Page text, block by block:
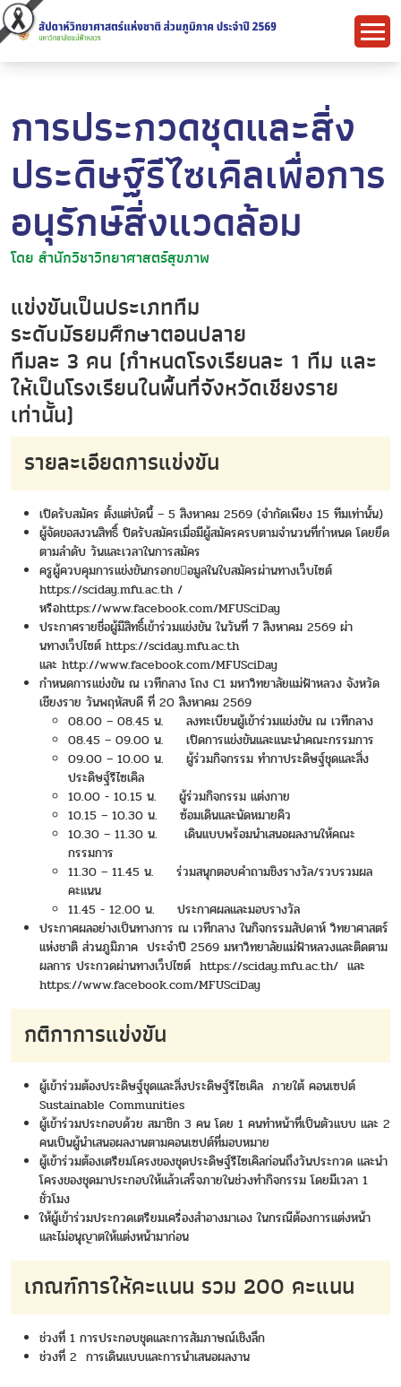
การประกวดชุดและสิ่ง
ประดิษฐ์รีไซเคิลเพื่อการ
อนุรักษ์สิ่งแวดล้อม
โดย สำนักวิชาวิทยาศาสตร์สุขภาพ
แข่งขันเป็นประเภททีม
ระดับมัธยมศึกษาตอนปลาย
ทีมละ 3 คน (กำหนดโรงเรียนละ 1 ทีม และ
ให้เป็นโรงเรียนในพื้นที่จังหวัดเชียงราย
เท่านั้น)
รายละเอียดการแข่งขัน
เปิดรับสมัคร ตั้งแต่บัดนี้ – 5 สิงหาคม 2569 (จำกัดเพียง 15 ทีมเท่านั้น)
ผู้จัดขอสงวนสิทธิ์ ปิดรับสมัครเมื่อมีผู้สมัครครบตามจํานวนที่กําหนด โดยยึด
ตามลําดับ วันและเวลาในการสมัคร
ครูผู้ควบคุมการแข่งขันกรอกขอมูลในใบสมัครผ่านทางเว็บไซต์
https://sciday.mfu.ac.th/
หรือhttps://www.facebook.com/MFUSciDay
ประกาศรายชื่อผู้มีสิทธิ์เข้าร่วมแข่งขัน ในวันที่ 7 สิงหาคม 2569 ผ่า
นทางเว็ปไซต์ https://sciday.mfu.ac.th
และ http://www.facebook.com/MFUSciDay
กำหนดการแข่งขัน ณ เวทีกลาง โถง C1 มหาวิทยาลัยแม่ฟ้าหลวง จังหวัด
เชียงราย วันพฤหัสบดี ที่ 20 สิงหาคม 2569
08.00 – 08.45 น. ลงทะเบียนผู้เข้าร่วมแข่งขัน ณ เวทีกลาง
08.45 – 09.00 น. เปิดการแข่งขันและแนะนำคณะกรรมการ
09.00 – 10.00 น. ผู้ร่วมกิจกรรม ทำกาประดิษฐ์ชุดและสิ่ง
ประดิษฐ์รีไซเคิล
10.00 - 10.15 น. ผู้ร่วมกิจกรรม แต่งกาย
10.15 – 10.30 น. ซ้อมเดินและนัดหมายคิว
10.30 – 11.30 น. เดินแบบพร้อมนำเสนอผลงานให้คณะ
กรรมการ
11.30 – 11.45 น. ร่วมสนุกตอบคำถามชิงรางวัล/รวบรวมผล
คะแนน
11.45 - 12.00 น. ประกาศผลและมอบรางวัล
ประกาศผลอย่างเป็นทางการ ณ เวทีกลาง ในกิจกรรมสัปดาห์ วิทยาศาสตร์
แห่งชาติ ส่วนภูมิภาค ประจำปี 2569 มหาวิทยาลัยแม่ฟ้าหลวงและติดตาม
ผลการ ประกวดผ่านทางเว็ปไซต์ https://sciday.mfu.ac.th/ และ
https://www.facebook.com/MFUSciDay
กติกาการแข่งขัน
ผู้เข้าร่วมต้องประดิษฐ์ชุดและสิ่งประดิษฐ์รีไซเคิล ภายใต้ คอนเซปต์
Sustainable Communities
ผู้เข้าร่วมประกอบด้วย สมาชิก 3 คน โดย 1 คนทำหน้าที่เป็นตัวแบบ และ 2
คนเป็นผู้นำเสนอผลงานตามคอนเซปต์ที่มอบหมาย
ผู้เข้าร่วมต้องเตรียมโครงของชุดประดิษฐ์รีไซเคิลก่อนถึงวันประกวด และนำ
โครงของชุดมาประกอบให้แล้วเสร็จภายในช่วงทำกิจกรรม โดยมีเวลา 1
ชั่วโมง
ให้ผู้เข้าร่วมประกวดเตรียมเครื่องสำอางมาเอง ในกรณีต้องการแต่งหน้า
และไม่อนุญาตให้แต่งหน้ามาก่อน
เกณฑ์การให้คะแนน รวม 200 คะแนน
ช่วงที่ 1 การประกอบชุดและการสัมภาษณ์เชิงลึก
ช่วงที่ 2 การเดินแบบและการนำเสนอผลงาน